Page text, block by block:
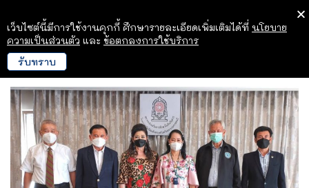
เว็บไซต์นี้มีการใช้งานคุกกี้ ศึกษารายละเอียดเพิ่มเติมได้ที่ นโยบาย
ความเป็นส่วนตัว และ ข้อตกลงการใช้บริการ
รับทราบ